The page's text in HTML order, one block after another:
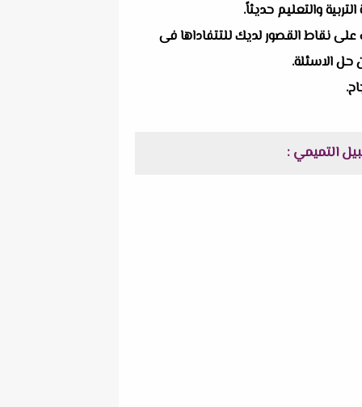
والتعليم حديثاً.
على نقاط القصور لديك للتتفاداها فى
حل الاسئلة.